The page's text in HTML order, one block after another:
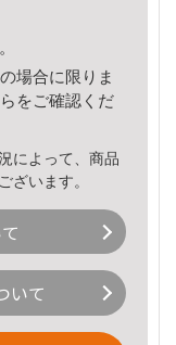
場合に限りま
をご確認くだ
によって、商品
ざいます。
いて